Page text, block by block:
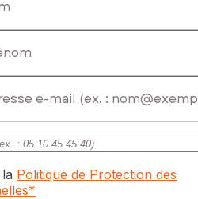
Politique de Protection des
*